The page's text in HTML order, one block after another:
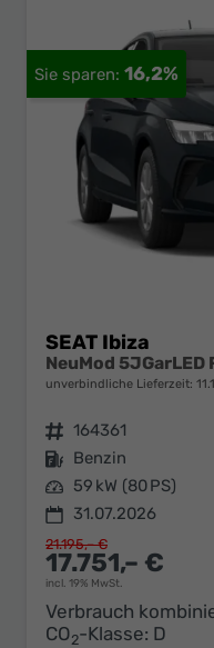
16,2%
SEAT Ibiza
NeuMod 5JGarLED
unverbindliche Lieferzeit:
Fahrzeugnr. 164361
Kraftstoff Benzin
Leistung 59 kW (80 PS)
31.07.2026
17.751,– €
incl. 19% MwSt.
21.195,– €
Verbrauch
CO2-Klasse: D